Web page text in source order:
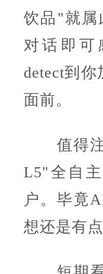
饮品"就属
对话即可
detect到
面前。
值得注
L5"全自
户。毕竟
想还是有点